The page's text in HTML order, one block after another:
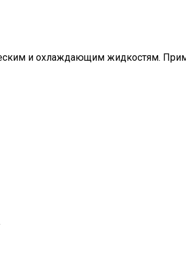
и охлаждающим жидкостям.